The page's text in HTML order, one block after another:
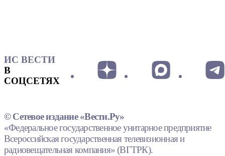
ИС ВЕСТИ
В
СОЦСЕТЯХ
© Сетевое издание «Вести.Ру»
«Федеральное государственное унитарное предприятие
Всероссийская государственная телевизионная и
радиовещательная компания» (ВГТРК).